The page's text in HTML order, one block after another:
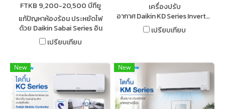
FTKB 9,200-20,500 บีทียู
แก้ปัญหาห้องร้อน ประหยัดไฟ
ด้วย Daikin Sabai Series อิน
เวอร์เตอร์ เงียบ เย็นเร็ว มาตรฐาน
ญี่ปุ่น พร้อมบริการจาก BK Air
เปรียบเทียบ
เครื่องปรับ
อากาศ Daikin KD Series Inverter เย็น
ไว เงียบ ประหยัด
ไฟ พร้อม Streamer Technology ฟ
เปรียบเทียบ
New New